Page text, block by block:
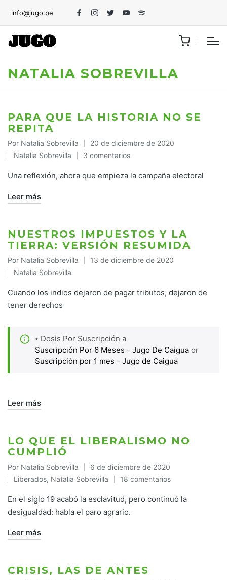
info@jugo.pe
FacebookInstagram
TwitterYoutubeSpotify
NATALIA SOBREVILLA
PARA QUE LA HISTORIA NO SE
REPITA
Publicado
por
Por Natalia Sobrevilla 20 de diciembre de 2020
Publicado
en
Natalia Sobrevilla 3 comentarios
Una reflexión, ahora que empieza la campaña electoral
Leer más
NUESTROS IMPUESTOS Y LA
TIERRA: VERSIÓN RESUMIDA
Publicado
por
Por Natalia Sobrevilla 13 de diciembre de 2020
Publicado
en
Natalia Sobrevilla
Cuando los indios dejaron de pagar tributos, dejaron de
tener derechos
⭑ Dosis Por Suscripción a
Suscripción Por 6 Meses - Jugo De Caigua or
Suscripción por 1 mes - Jugo de Caigua
Leer más
LO QUE EL LIBERALISMO NO
CUMPLIÓ
Publicado
por
Por Natalia Sobrevilla 6 de diciembre de 2020
Publicado
en
Liberados, Natalia Sobrevilla 18 comentarios
En el siglo 19 acabó la esclavitud, pero continuó la
desigualdad: habla el paro agrario.
Leer más
CRISIS, LAS DE ANTES